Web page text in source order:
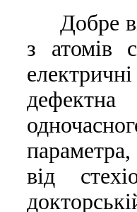
Добре
з атомiв
вiд